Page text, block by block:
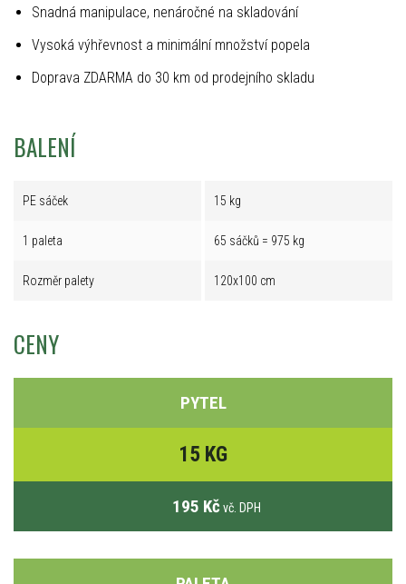
Snadná manipulace, nenáročné na skladování
Vysoká výhřevnost a minimální množství popela
Doprava ZDARMA do 30 km od prodejního skladu
BALENÍ
PE sáček 15 kg
1 paleta 65 sáčků = 975 kg
Rozměr palety 120x100 cm
CENY
PYTEL
15 KG
195 Kč vč. DPH